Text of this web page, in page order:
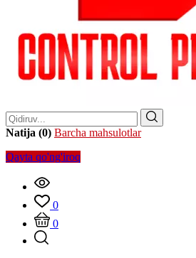
Natija (0) Barcha mahsulotlar
Qayta qo'ng'iroq
0
0